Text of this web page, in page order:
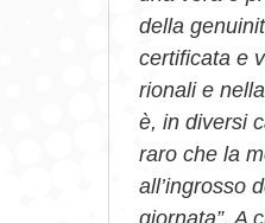
della
certificata e
rionali e
è, in diversi
raro che la
all’ingrosso
giornata”. A